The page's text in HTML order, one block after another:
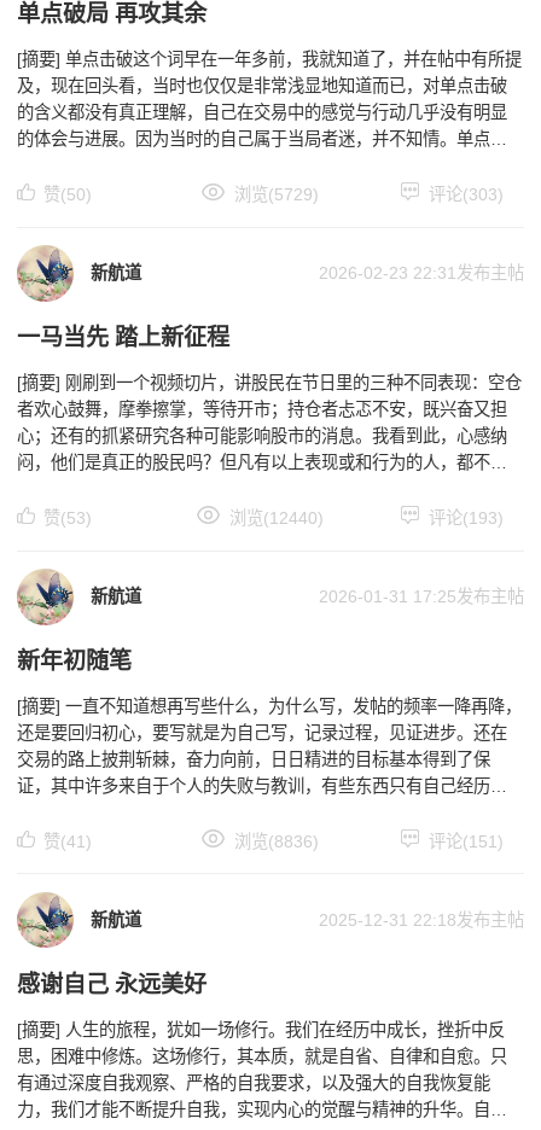
单点破局 再攻其余
[摘要] 单点击破这个词早在一年多前，我就知道了，并在帖中有所提
及，现在回头看，当时也仅仅是非常浅显地知道而已，对单点击破
的含义都没有真正理解，自己在交易中的感觉与行动几乎没有明显
的体会与进展。因为当时的自己属于当局者迷，并不知情。单点击
赞(50)
浏览(5729) 评论(303)
新航道 2026-02-23 22:31 发布主帖
一马当先 踏上新征程
[摘要] 刚刷到一个视频切片，讲股民在节日里的三种不同表现：空仓
者欢心鼓舞，摩拳擦掌，等待开市；持仓者忐忑不安，既兴奋又担
心；还有的抓紧研究各种可能影响股市的消息。我看到此，心感纳
闷，他们是真正的股民吗？但凡有以上表现或和行为的人，都不能
赞(53)
浏览(12440) 评论(193)
新航道 2026-01-31 17:25发布主帖
新年初随笔
[摘要] 一直不知道想再写些什么，为什么写，发帖的频率一降再降，
还是要回归初心，要写就是为自己写，记录过程，见证进步。还在
交易的路上披荆斩棘，奋力向前，日日精进的目标基本得到了保
证，其中许多来自于个人的失败与教训，有些东西只有自己经历
赞(41)
浏览(8836) 评论(151)
新航道 2025-12-31 22:18发布主帖
感谢自己 永远美好
[摘要] 人生的旅程，犹如一场修行。我们在经历中成长，挫折中反
思，困难中修炼。这场修行，其本质，就是自省、自律和自愈。只
有通过深度自我观察、严格的自我要求，以及强大的自我恢复能
力，我们才能不断提升自我，实现内心的觉醒与精神的升华。自省